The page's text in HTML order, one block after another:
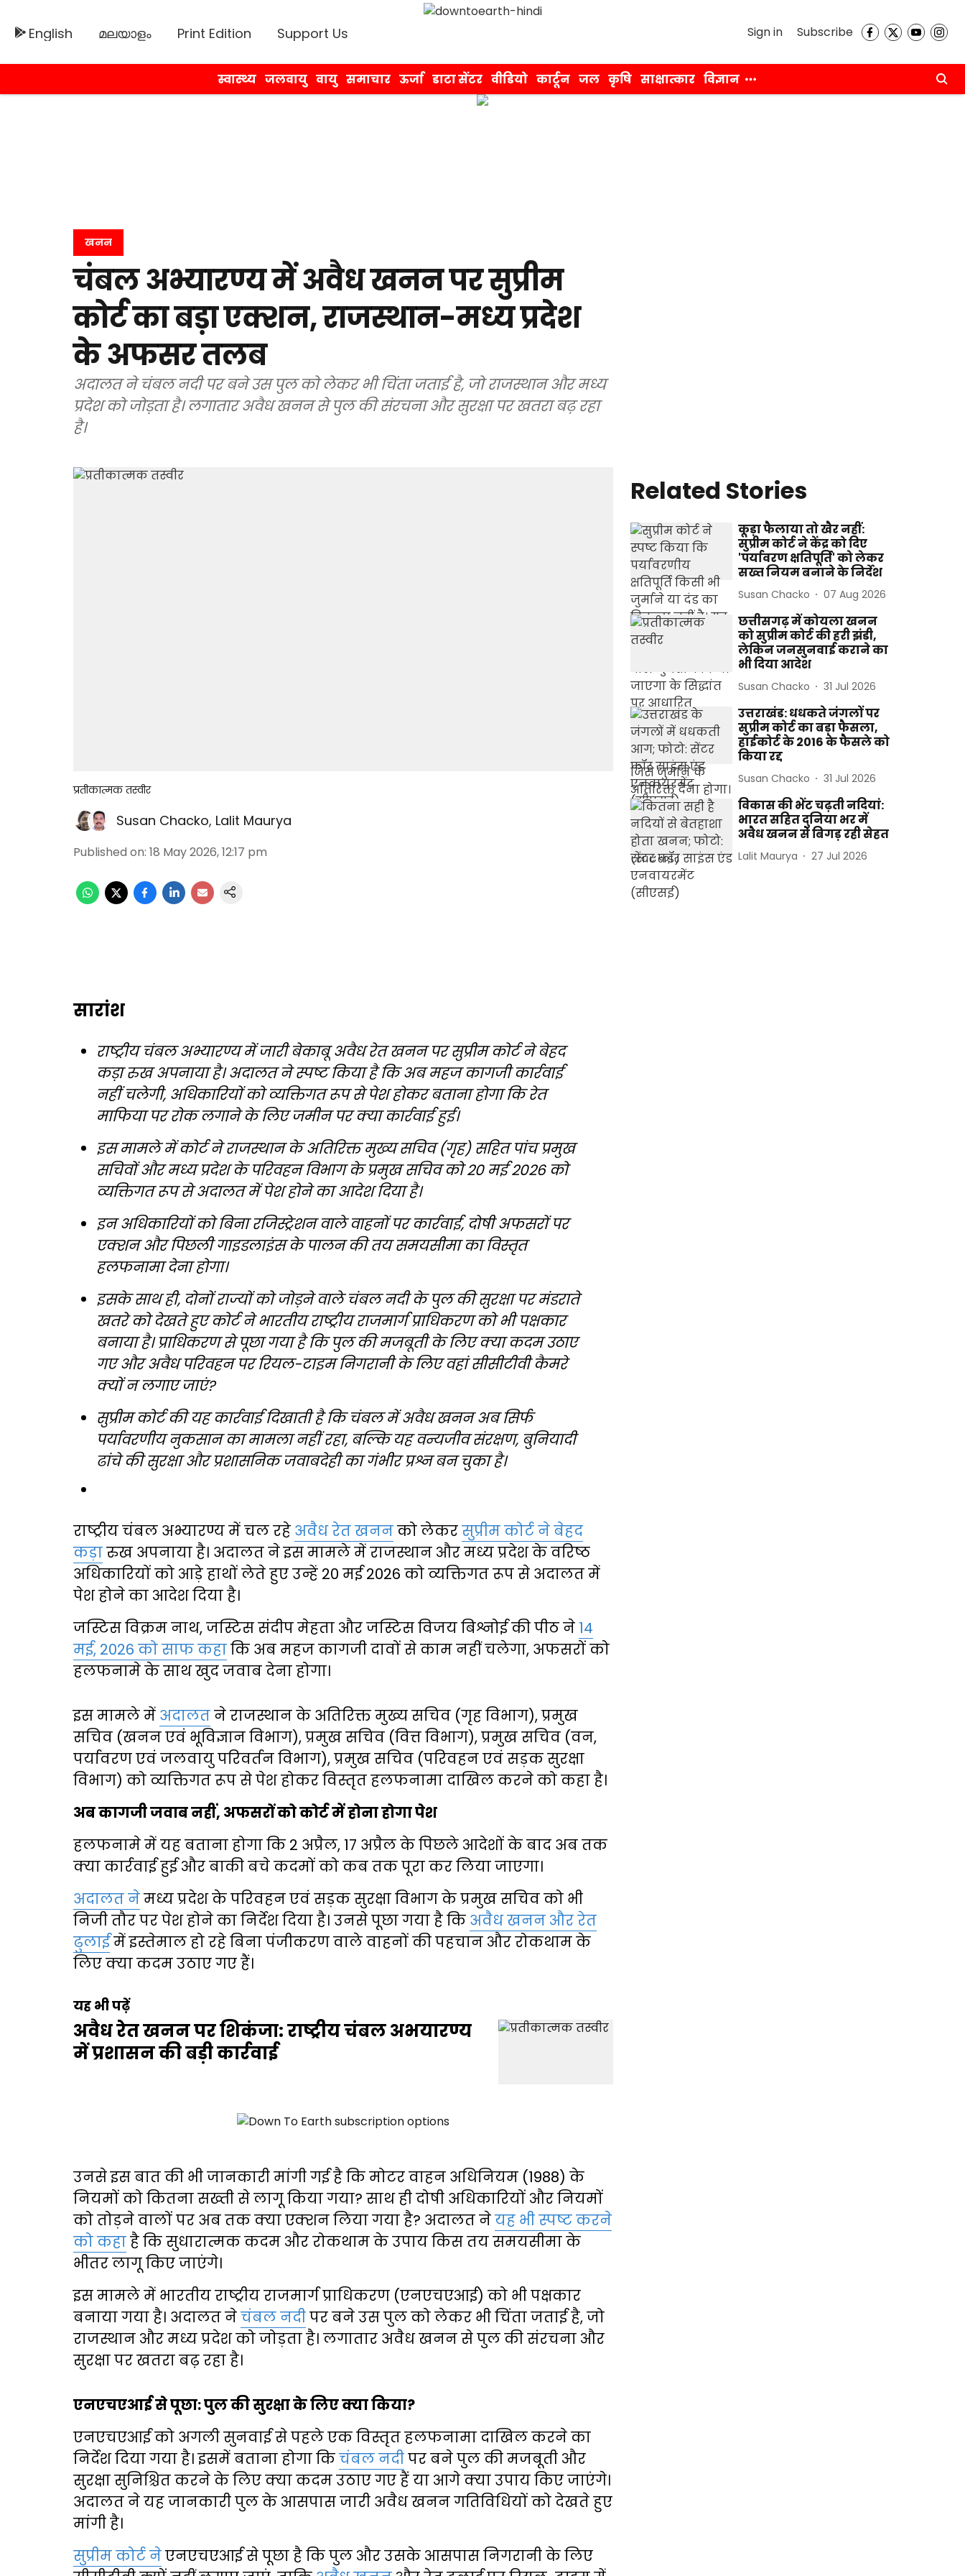
English മലയാളം Print Edition Support Us Sign in Subscribe
स्वास्थ्य जलवायु वायु समाचार ऊर्जा डाटा सेंटर वीडियो कार्टून जल कृषि साक्षात्कार विज्ञान
खनन
चंबल अभ्यारण्य में अवैध खनन पर सुप्रीम
कोर्ट का बड़ा एक्शन, राजस्थान-मध्य प्रदेश
के अफसर तलब
अदालत ने चंबल नदी पर बने उस पुल को लेकर भी चिंता जताई है, जो राजस्थान और मध्य
प्रदेश को जोड़ता है। लगातार अवैध खनन से पुल की संरचना और सुरक्षा पर खतरा बढ़ रहा
है।
प्रतीकात्मक तस्वीर
Susan Chacko, Lalit Maurya
Published on: 18 May 2026, 12:17 pm
सारांश
राष्ट्रीय चंबल अभ्यारण्य में जारी बेकाबू अवैध रेत खनन पर सुप्रीम कोर्ट ने बेहद
कड़ा रुख अपनाया है। अदालत ने स्पष्ट किया है कि अब महज कागजी कार्रवाई
नहीं चलेगी, अधिकारियों को व्यक्तिगत रूप से पेश होकर बताना होगा कि रेत
माफिया पर रोक लगाने के लिए जमीन पर क्या कार्रवाई हुई।
इस मामले में कोर्ट ने राजस्थान के अतिरिक्त मुख्य सचिव (गृह) सहित पांच प्रमुख
सचिवों और मध्य प्रदेश के परिवहन विभाग के प्रमुख सचिव को 20 मई 2026 को
व्यक्तिगत रूप से अदालत में पेश होने का आदेश दिया है।
इन अधिकारियों को बिना रजिस्ट्रेशन वाले वाहनों पर कार्रवाई, दोषी अफसरों पर
एक्शन और पिछली गाइडलाइंस के पालन की तय समयसीमा का विस्तृत
हलफनामा देना होगा।
इसके साथ ही, दोनों राज्यों को जोड़ने वाले चंबल नदी के पुल की सुरक्षा पर मंडराते
खतरे को देखते हुए कोर्ट ने भारतीय राष्ट्रीय राजमार्ग प्राधिकरण को भी पक्षकार
बनाया है। प्राधिकरण से पूछा गया है कि पुल की मजबूती के लिए क्या कदम उठाए
गए और अवैध परिवहन पर रियल-टाइम निगरानी के लिए वहां सीसीटीवी कैमरे
क्यों न लगाए जाएं?
सुप्रीम कोर्ट की यह कार्रवाई दिखाती है कि चंबल में अवैध खनन अब सिर्फ
पर्यावरणीय नुकसान का मामला नहीं रहा, बल्कि यह वन्यजीव संरक्षण, बुनियादी
ढांचे की सुरक्षा और प्रशासनिक जवाबदेही का गंभीर प्रश्न बन चुका है।
राष्ट्रीय चंबल अभ्यारण्य में चल रहे अवैध रेत खननको लेकरसुप्रीम कोर्ट ने बेहद
कड़ारुख अपनाया है। अदालत ने इस मामले में राजस्थान और मध्य प्रदेश के वरिष्ठ
अधिकारियों को आड़े हाथों लेते हुए उन्हें 20 मई 2026 को व्यक्तिगत रूप से अदालत में
पेश होने का आदेश दिया है।
जस्टिस विक्रम नाथ, जस्टिस संदीप मेहता और जस्टिस विजय बिश्नोई की पीठ ने 14
मई, 2026 को साफ कहाकि अब महज कागजी दावों से काम नहीं चलेगा, अफसरों को
हलफनामे के साथ खुद जवाब देना होगा।
इस मामले में अदालतने राजस्थान के अतिरिक्त मुख्य सचिव (गृह विभाग), प्रमुख
सचिव (खनन एवं भूविज्ञान विभाग), प्रमुख सचिव (वित्त विभाग), प्रमुख सचिव (वन,
पर्यावरण एवं जलवायु परिवर्तन विभाग), प्रमुख सचिव (परिवहन एवं सड़क सुरक्षा
विभाग) को व्यक्तिगत रूप से पेश होकर विस्तृत हलफनामा दाखिल करने को कहा है।
अब कागजी जवाब नहीं, अफसरों को कोर्ट में होना होगा पेश
हलफनामे में यह बताना होगा कि 2 अप्रैल, 17 अप्रैल के पिछले आदेशों के बाद अब तक
क्या कार्रवाई हुई और बाकी बचे कदमों को कब तक पूरा कर लिया जाएगा।
अदालत नेमध्य प्रदेश के परिवहन एवं सड़क सुरक्षा विभाग के प्रमुख सचिव को भी
निजी तौर पर पेश होने का निर्देश दिया है। उनसे पूछा गया है कि अवैध खनन और रेत
ढुलाईमें इस्तेमाल हो रहे बिना पंजीकरण वाले वाहनों की पहचान और रोकथाम के
लिए क्या कदम उठाए गए हैं।
यह भी पढ़ें
अवैध रेत खनन पर शिकंजा: राष्ट्रीय चंबल अभयारण्य
में प्रशासन की बड़ी कार्रवाई
उनसे इस बात की भी जानकारी मांगी गई है कि मोटर वाहन अधिनियम (1988) के
नियमों को कितना सख्ती से लागू किया गया? साथ ही दोषी अधिकारियों और नियमों
को तोड़ने वालों पर अब तक क्या एक्शन लिया गया है? अदालत नेयह भी स्पष्ट करने
को कहाहै कि सुधारात्मक कदम और रोकथाम के उपाय किस तय समयसीमा के
भीतर लागू किए जाएंगे।
इस मामले में भारतीय राष्ट्रीय राजमार्ग प्राधिकरण (एनएचएआई) को भी पक्षकार
बनाया गया है। अदालत नेचंबल नदीपर बने उस पुल को लेकर भी चिंता जताई है, जो
राजस्थान और मध्य प्रदेश को जोड़ता है। लगातार अवैध खनन से पुल की संरचना और
सुरक्षा पर खतरा बढ़ रहा है।
एनएचएआई से पूछा: पुल की सुरक्षा के लिए क्या किया?
एनएचएआई को अगली सुनवाई से पहले एक विस्तृत हलफनामा दाखिल करने का
निर्देश दिया गया है। इसमें बताना होगा किचंबल नदीपर बने पुल की मजबूती और
सुरक्षा सुनिश्चित करने के लिए क्या कदम उठाए गए हैं या आगे क्या उपाय किए जाएंगे।
अदालत ने यह जानकारी पुल के आसपास जारी अवैध खनन गतिविधियों को देखते हुए
मांगी है।
सुप्रीम कोर्ट नेएनएचएआई से पूछा है कि पुल और उसके आसपास निगरानी के लिए
Related Stories
कूड़ा फैलाया तो खैर नहीं:
सुप्रीम कोर्ट ने केंद्र को दिए
'पर्यावरण क्षतिपूर्ति' को लेकर
सख्त नियम बनाने के निर्देश
Susan Chacko 07 Aug 2026
छत्तीसगढ़ में कोयला खनन
को सुप्रीम कोर्ट की हरी झंडी,
लेकिन जनसुनवाई कराने का
भी दिया आदेश
Susan Chacko 31 Jul 2026
उत्तराखंड: धधकते जंगलों पर
सुप्रीम कोर्ट का बड़ा फैसला,
हाईकोर्ट के 2016 के फैसले को
किया रद्द
Susan Chacko 31 Jul 2026
विकास की भेंट चढ़ती नदियां:
भारत सहित दुनिया भर में
अवैध खनन से बिगड़ रही सेहत
Lalit Maurya 27 Jul 2026